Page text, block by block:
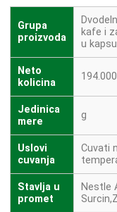
Grupa
proizvoda
kafe i
u
Neto
kolicina
194.000
Jedinica
mere
g
Uslovi
cuvanja
Cuvati
Stavlja u
promet
Nestle